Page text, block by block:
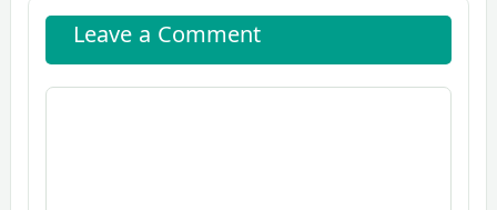
Leave a Comment
Comment